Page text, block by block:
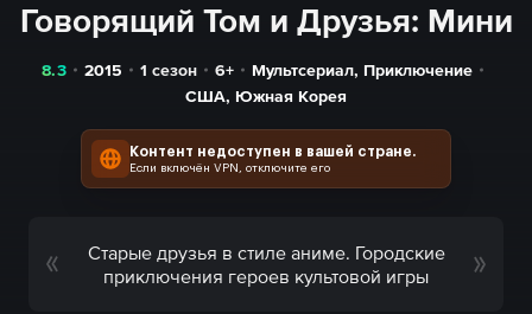
Говорящий Том и Друзья: Мини
8.3 2015 1 сезон 6+ Мультсериал, Приключение
США, Южная Корея
Контент недоступен в вашей стране.
Если включён VPN, отключите его
Старые друзья в стиле аниме. Городские
приключения героев культовой игры